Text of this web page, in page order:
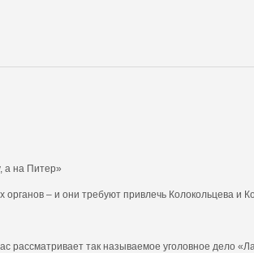
а на Питер»
– и они требуют привлечь Колокольцева и Ко
рассматривает так называемое уголовное дело